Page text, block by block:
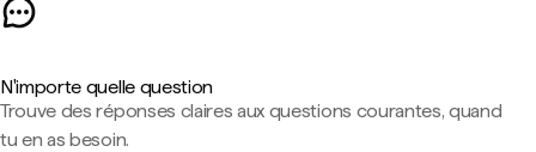
N'importe quelle question
Trouve des réponses claires aux questions courantes, quand
tu en as besoin.